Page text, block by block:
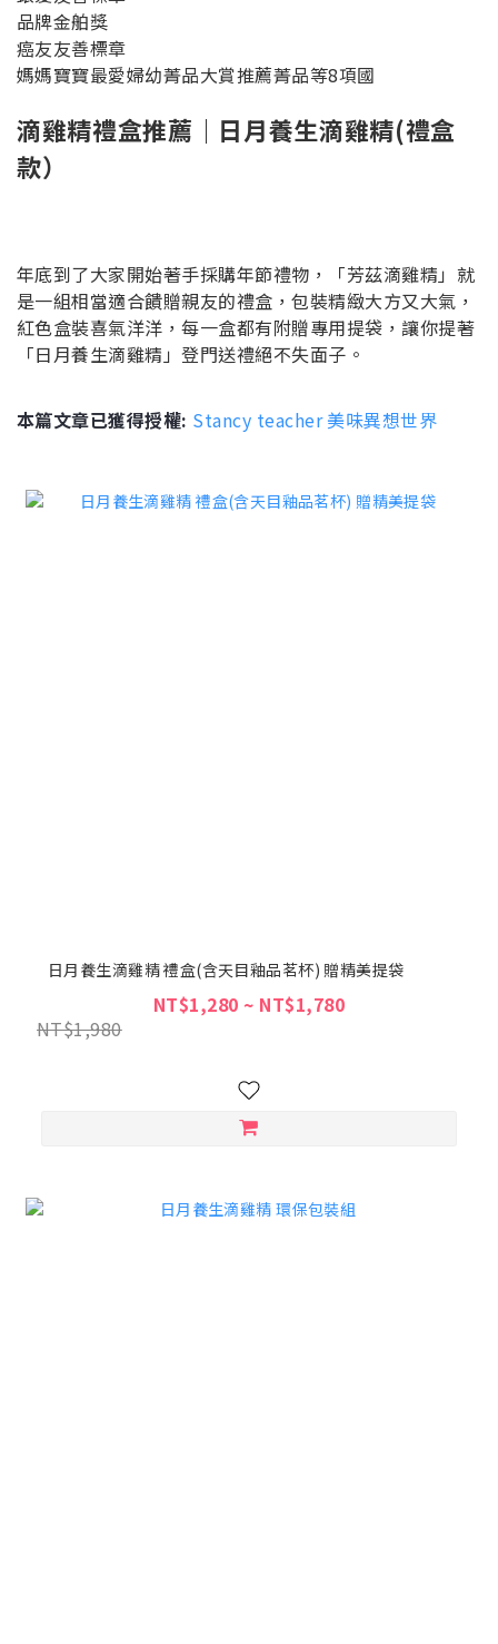
品牌金舶獎
癌友友善標章
媽媽寶寶最愛婦幼菁品大賞推薦菁品等8項國
滴雞精禮盒推薦｜日月養生滴雞精(禮盒
款）
年底到了大家開始著手採購年節禮物，「芳茲滴雞精」就
是一組相當適合饋贈親友的禮盒，包裝精緻大方又大氣，
紅色盒裝喜氣洋洋，每一盒都有附贈專用提袋，讓你提著
「日月養生滴雞精」登門送禮絕不失面子。
本篇文章已獲得授權: Stancy teacher 美味異想世界
日月養生滴雞精 禮盒(含天目釉品茗杯) 贈精美提袋
NT$1,280 ~ NT$1,780
NT$1,980